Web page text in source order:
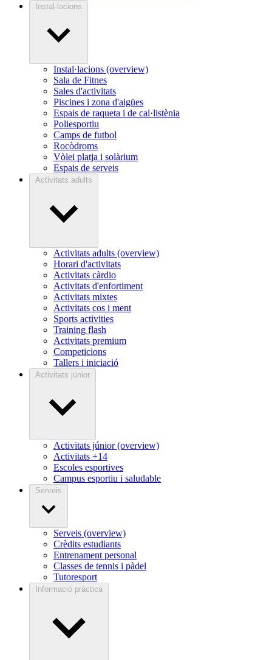
Instal·lacions
Instal·lacions (overview)
Sala de Fitnes
Sales d'activitats
Piscines i zona d'aigües
Espais de raqueta i de cal·listènia
Poliesportiu
Camps de futbol
Rocòdroms
Vòlei platja i solàrium
Espais de serveis
Activitats adults
Activitats adults (overview)
Horari d'activitats
Activitats càrdio
Activitats d'enfortiment
Activitats mixtes
Activitats cos i ment
Sports activities
Training flash
Activitats premium
Competicions
Tallers i iniciació
Activitats júnior
Activitats júnior (overview)
Activitats +14
Escoles esportives
Campus esportiu i saludable
Serveis
Serveis (overview)
Crèdits estudiants
Entrenament personal
Classes de tennis i pàdel
Tutoresport
Informació pràctica